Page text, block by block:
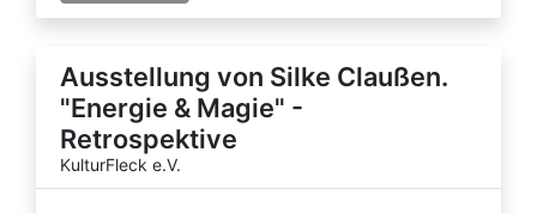
Ausstellung von Silke Claußen.
"Energie & Magie" -
Retrospektive
KulturFleck e.V.